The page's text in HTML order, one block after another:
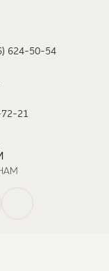
624-50-54
72-21